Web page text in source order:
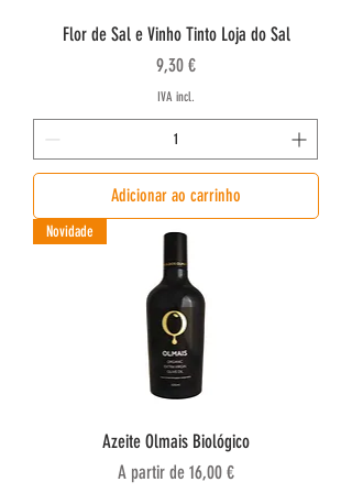
Flor de Sal e Vinho Tinto Loja do Sal
Preço
9,30 €
IVA incl.
Adicionar ao carrinho
Novidade
Azeite Olmais Biológico
A partir de 16,00 €
Preço promocional